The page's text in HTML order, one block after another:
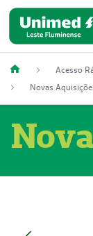
Acesso
Novas